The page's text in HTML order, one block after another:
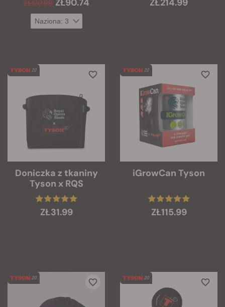
ZŁ120.99 ZŁ90.74 ZŁ214.99
Doniczka z tkaniny
Tyson x RQS
ZŁ31.99
iGrowCan Tyson
ZŁ115.99